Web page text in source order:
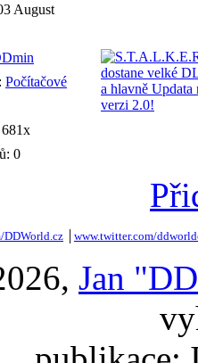
August
Počítačové
681x
0
DDWorld.cz www.twitter.com/
Jan